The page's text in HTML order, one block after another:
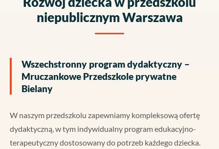
niepublicznym Warszawa
Wszechstronny program dydaktyczny –
Mruczankowe Przedszkole prywatne
Bielany
W naszym przedszkolu zapewniamy kompleksową ofertę
dydaktyczną, w tym indywidualny program edukacyjno-
terapeutyczny dostosowany do potrzeb każdego dziecka.